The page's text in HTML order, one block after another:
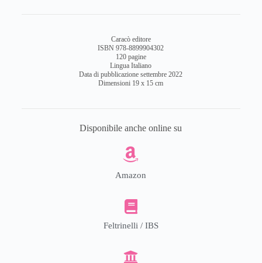
Caracò editore
ISBN 978-8899904302
120 pagine
Lingua Italiano
Data di pubblicazione settembre 2022
Dimensioni 19 x 15 cm
Disponibile anche online su
Amazon
Feltrinelli / IBS